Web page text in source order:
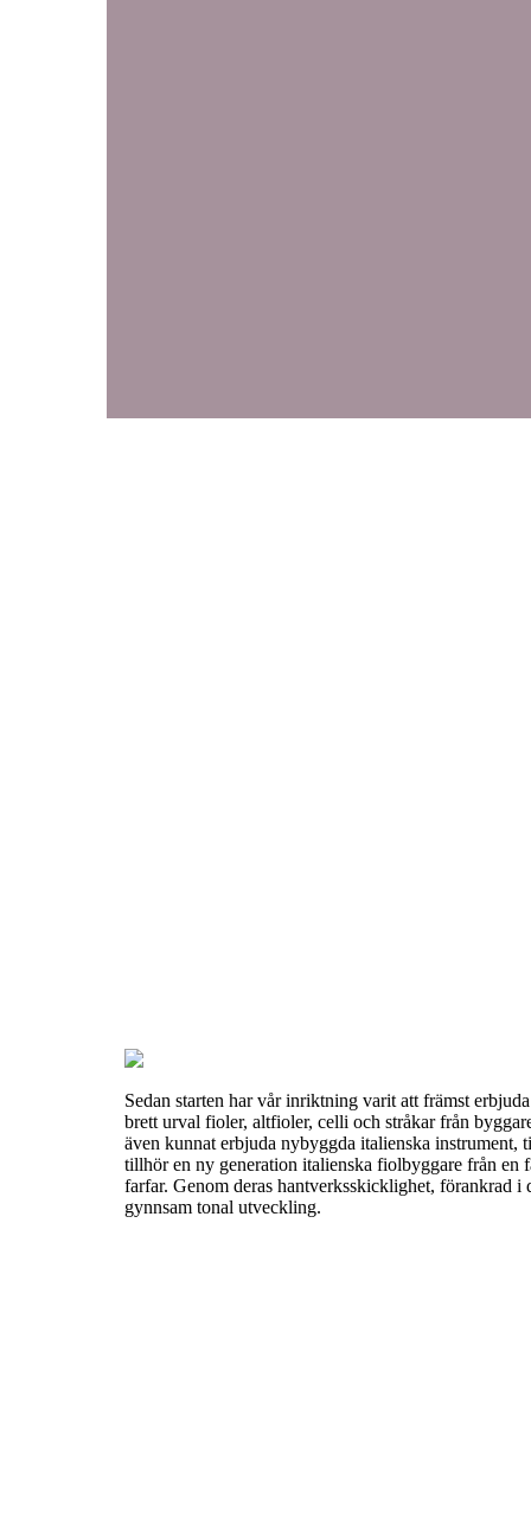
Sedan starten har vår inriktning varit att främst
brett urval fioler, altfioler, celli och stråkar från
även kunnat erbjuda nybyggda italienska
tillhör en ny generation italienska fiolbyggare från en
farfar. Genom deras hantverksskicklighet, förankrad i
gynnsam tonal utveckling.